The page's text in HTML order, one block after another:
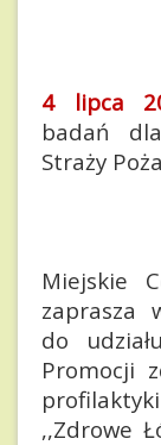
4 lipca
badań
Straży
Miejskie
zaprasza
do
Promocji
,,Zdrowe